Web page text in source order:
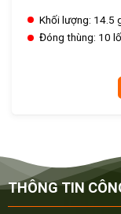
Khối lượng: 14.5
Đóng thùng: 10
THÔNG TIN